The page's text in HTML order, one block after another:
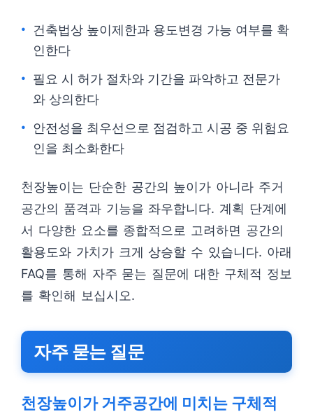
건축법상 높이제한과 용도변경 가능 여부를 확
인한다
필요 시 허가 절차와 기간을 파악하고 전문가
와 상의한다
안전성을 최우선으로 점검하고 시공 중 위험요
인을 최소화한다
천장높이는 단순한 공간의 높이가 아니라 주거
공간의 품격과 기능을 좌우합니다. 계획 단계에
서 다양한 요소를 종합적으로 고려하면 공간의
활용도와 가치가 크게 상승할 수 있습니다. 아래
FAQ를 통해 자주 묻는 질문에 대한 구체적 정보
를 확인해 보십시오.
자주 묻는 질문
천장높이가 거주공간에 미치는 구체적